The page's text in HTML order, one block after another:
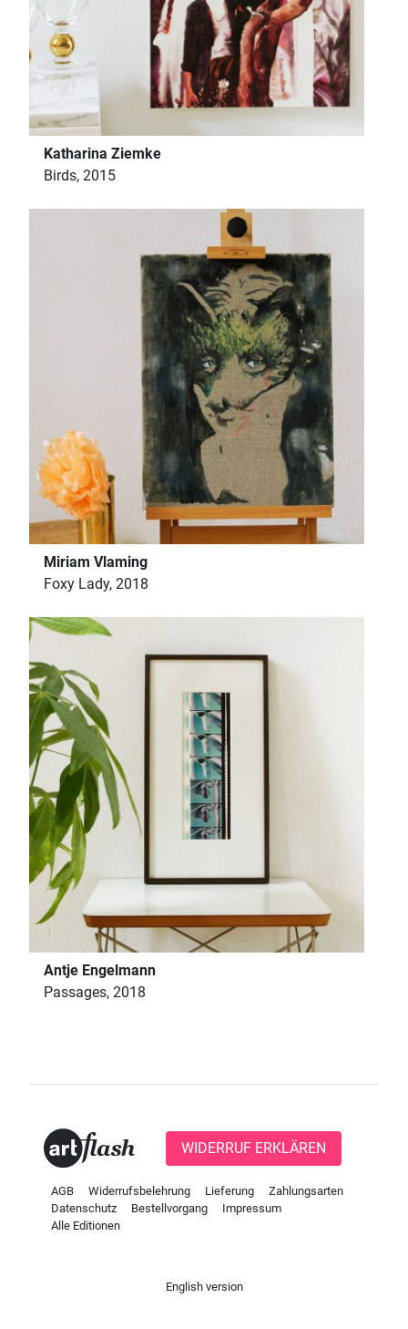
Katharina Ziemke
Birds, 2015
Miriam Vlaming
Foxy Lady, 2018
Antje Engelmann
Passages, 2018
WIDERRUF ERKLÄREN
AGB Widerrufsbelehrung Lieferung
Zahlungsarten
Datenschutz
Bestellvorgang
Impressum
Alle Editionen
English version